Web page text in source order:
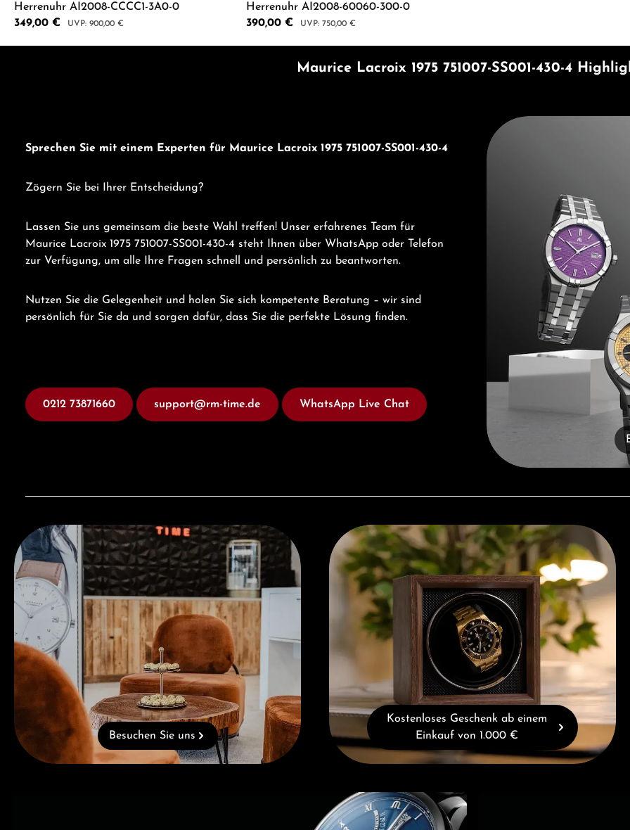
Herrenuhr AI2008-CCCC1-3A0-0
Verkaufspreis:
349,00 € Regulärer Preis:
900,00 €
Produkt Anzahl: Gib den gewünschten Wert ein oder benutze die
Herrenuhr AI2008-60060-300-0
Verkaufspreis:
390,00 € Regulärer Preis:
750,00 €
Produkt Anzahl: Gib den gewünschten Wert ein
Maurice Lacroix 1975 751007-SS001-430-4
Sprechen Sie mit einem Experten für Maurice Lacroix 1975 751007-SS001-430-4
Zögern Sie bei Ihrer Entscheidung?
Lassen Sie uns gemeinsam die beste Wahl treffen! Unser erfahrenes Team für
Maurice Lacroix 1975 751007-SS001-430-4 steht Ihnen über WhatsApp oder Telefon
zur Verfügung, um alle Ihre Fragen schnell und persönlich zu beantworten.
Nutzen Sie die Gelegenheit und holen Sie sich kompetente Beratung – wir sind
persönlich für Sie da und sorgen dafür, dass Sie die perfekte Lösung finden.
0212 73871660 support@rm-time.de WhatsApp Live Chat
Entdecken Sie Maurice
Besuchen Sie uns
Besuchen Sie uns
Kostenloses Geschenk ab einem Einkauf von 1.000 €
Kostenloses Geschenk ab einem
Einkauf von 1.000 €